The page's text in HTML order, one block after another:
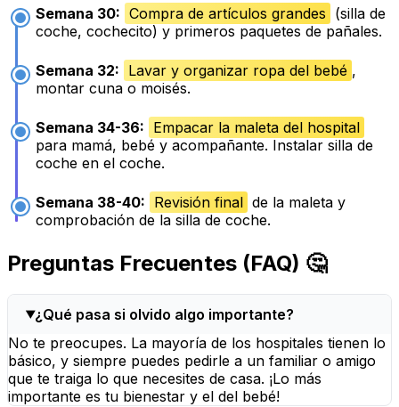
Semana 30: Compra de artículos grandes (silla de
coche, cochecito) y primeros paquetes de pañales.
Semana 32: Lavar y organizar ropa del bebé ,
montar cuna o moisés.
Semana 34-36: Empacar la maleta del hospital
para mamá, bebé y acompañante. Instalar silla de
coche en el coche.
Semana 38-40: Revisión final de la maleta y
comprobación de la silla de coche.
Preguntas Frecuentes (FAQ) 🤔
¿Qué pasa si olvido algo importante?
No te preocupes. La mayoría de los hospitales tienen lo
básico, y siempre puedes pedirle a un familiar o amigo
que te traiga lo que necesites de casa. ¡Lo más
importante es tu bienestar y el del bebé!